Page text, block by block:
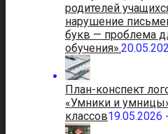
родителей
нарушение
букв — проблема
обучения».
План-конспект
«Умники и
классов19.05.2026